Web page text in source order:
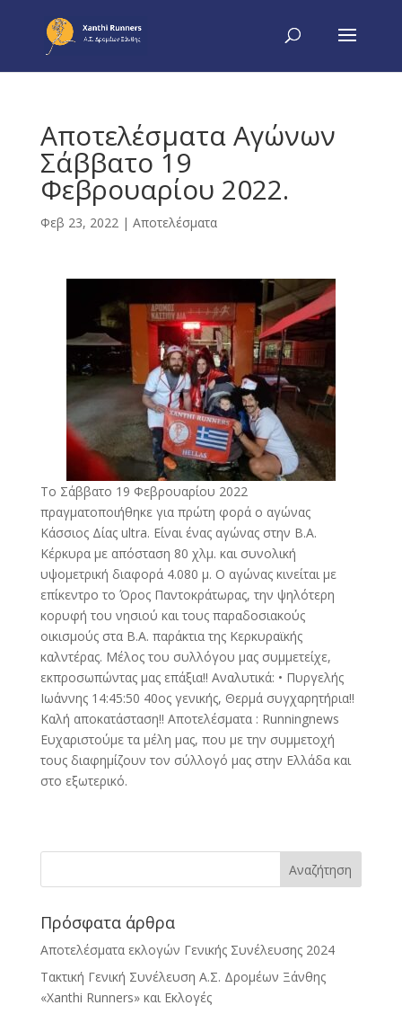
Αποτελέσματα Αγώνων
Σάββατο 19
Φεβρουαρίου 2022.
Φεβ 23, 2022| Αποτελέσματα
Το Σάββατο 19 Φεβρουαρίου 2022
πραγματοποιήθηκε για πρώτη φορά ο αγώνας
Κάσσιος Δίας ultra. Είναι ένας αγώνας στην Β.Α.
Κέρκυρα με απόσταση 80 χλμ. και συνολική
υψομετρική διαφορά 4.080 μ. Ο αγώνας κινείται με
επίκεντρο το Όρος Παντοκράτωρας, την ψηλότερη
κορυφή του νησιού και τους παραδοσιακούς
οικισμούς στα Β.Α. παράκτια της Κερκυραϊκής
καλντέρας. Μέλος του συλλόγου μας συμμετείχε,
εκπροσωπώντας μας επάξια!! Αναλυτικά: • Πυργελής
Ιωάννης 14:45:50 40ος γενικής, Θερμά συγχαρητήρια!!
Καλή αποκατάσταση!! Αποτελέσματα : Runningnews
Ευχαριστούμε τα μέλη μας, που με την συμμετοχή
τους διαφημίζουν τον σύλλογό μας στην Ελλάδα και
στο εξωτερικό.
Πρόσφατα άρθρα
Αποτελέσματα εκλογών Γενικής Συνέλευσης 2024
Τακτική Γενική Συνέλευση Α.Σ. Δρομέων Ξάνθης
«Xanthi Runners» και Εκλογές